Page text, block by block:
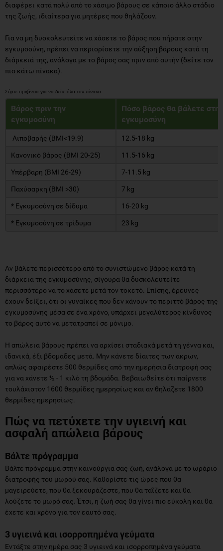
διαφέρει κατά πολύ από το χάσιμο βάρους σε κάποιο άλλο στάδιο
της ζωής, ιδιαίτερα για μητέρες που θηλάζουν.
Για να μη δυσκολευτείτε να χάσετε το βάρος που πήρατε στην
εγκυμοσύνη, πρέπει να περιορίσετε την αύξηση βάρους κατά τη
διάρκειά της, ανάλογα με το βάρος σας πριν από αυτήν (δείτε τον
πιο κάτω πίνακα).
Βάρος πριν την
εγκυμοσύνη
Πόσο βάρος θα βάλετε στην
εγκυμοσύνη
Λιποβαρής (ΒΜΙ<19.9) 12.5-18 kg
Κανονικό βάρος (BMI 20-25) 11.5-16 kg
Υπέρβαρη (BMI 26-29) 7-11.5 kg
Παχύσαρκη (BMI >30) 7 kg
* Εγκυμοσύνη σε δίδυμα 16-20 kg
* Εγκυμοσύνη σε τρίδυμα 23 kg
Αν βάλετε περισσότερο από το συνιστώμενο βάρος κατά τη
διάρκεια της εγκυμοσύνης, σίγουρα θα δυσκολευτείτε
περισσότερο να το χάσετε μετά τον τοκετό. Επίσης, έρευνες
έχουν δείξει, ότι οι γυναίκες που δεν χάνουν το περιττό βάρος της
εγκυμοσύνης μέσα σε ένα χρόνο, υπάρχει μεγαλύτερος κίνδυνος
το βάρος αυτό να μετατραπεί σε μόνιμο.
Η απώλεια βάρους πρέπει να αρχίσει σταδιακά μετά τη γέννα και,
ιδανικά, έξι βδομάδες μετά. Μην κάνετε δίαιτες των άκρων,
απλώς αφαιρέστε 500 θερμίδες από την ημερήσια διατροφή σας
για να χάνετε ½ - 1 κιλό τη βδομάδα. Βεβαιωθείτε ότι παίρνετε
τουλάχιστον 1600 θερμίδες ημερησίως και αν θηλάζετε 1800
θερμίδες ημερησίως.
Πώς να πετύχετε την υγιεινή και
ασφαλή απώλεια βάρους
Βάλτε πρόγραμμα
Βάλτε πρόγραμμα στην καινούργια σας ζωή, ανάλογα με το ωράριο
διατροφής του μωρού σας. Καθορίστε τις ώρες που θα
μαγειρεύετε, που θα ξεκουράζεστε, που θα ταΐζετε και θα
λούζετε το μωρό σας. Έτσι, η ζωή σας θα γίνει πιο εύκολη και θα
έχετε και χρόνο για τον εαυτό σας.
3 υγιεινά και ισορροπημένα γεύματα
Εντάξτε στην ημέρα σας 3 υγιεινά και ισορροπημένα γεύματα